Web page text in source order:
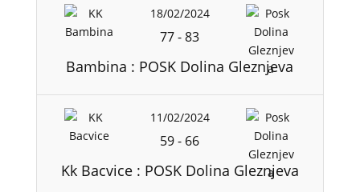
18/02/2024
77-83
Bambina : POSK Dolina Gleznjeva
11/02/2024
59- 66
Kk Bacvice : POSK Dolina Gleznjeva